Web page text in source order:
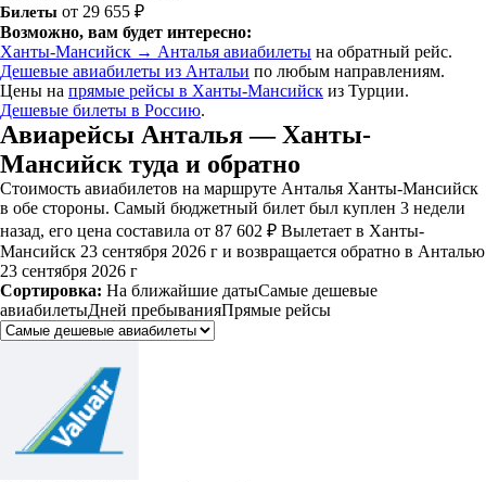
Билеты от 29 655 ₽
Возможно, вам будет интересно:
Ханты-Мансийск → Анталья авиабилеты на обратный рейс.
Дешевые авиабилеты из Антальи по любым направлениям.
Цены на прямые рейсы в Ханты-Мансийск из Турции.
Дешевые билеты в Россию.
Авиарейсы Анталья — Ханты-
Мансийск туда и обратно
Стоимость авиабилетов на маршруте Анталья Ханты-Мансийск
в обе стороны. Самый бюджетный билет был куплен 3 недели
назад, его цена составила от 87 602 ₽ Вылетает в Ханты-
Мансийск 23 сентября 2026 г и возвращается обратно в Анталью
23 сентября 2026 г
Сортировка: На ближайшие датыСамые дешевые
авиабилетыДней пребыванияПрямые рейсы